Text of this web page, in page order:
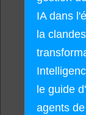
IA dans
la
le guide
agents